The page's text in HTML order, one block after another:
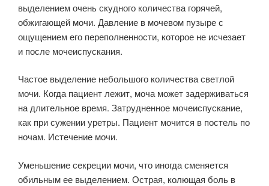
выделением очень скудного количества горячей,
обжигающей мочи. Давление в мочевом пузыре с
ощущением его переполненности, которое не исчезает
и после мочеиспускания.
Частое выделение небольшого количества светлой
мочи. Когда пациент лежит, моча может задерживаться
на длительное время. Затрудненное мочеиспускание,
как при сужении уретры. Пациент мочится в постель по
ночам. Истечение мочи.
Уменьшение секреции мочи, что иногда сменяется
обильным ее выделением. Острая, колющая боль в